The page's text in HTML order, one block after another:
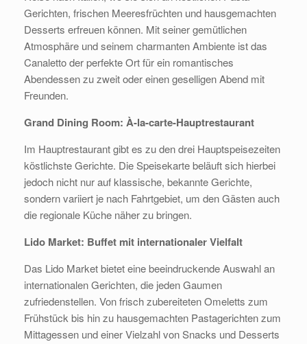
Gerichten, frischen Meeresfrüchten und hausgemachten
Desserts erfreuen können. Mit seiner gemütlichen
Atmosphäre und seinem charmanten Ambiente ist das
Canaletto der perfekte Ort für ein romantisches
Abendessen zu zweit oder einen geselligen Abend mit
Freunden.
Grand Dining Room: À-la-carte-Hauptrestaurant
Im Hauptrestaurant gibt es zu den drei Hauptspeisezeiten
köstlichste Gerichte. Die Speisekarte beläuft sich hierbei
jedoch nicht nur auf klassische, bekannte Gerichte,
sondern variiert je nach Fahrtgebiet, um den Gästen auch
die regionale Küche näher zu bringen.
Lido Market: Buffet mit internationaler Vielfalt
Das Lido Market bietet eine beeindruckende Auswahl an
internationalen Gerichten, die jeden Gaumen
zufriedenstellen. Von frisch zubereiteten Omeletts zum
Frühstück bis hin zu hausgemachten Pastagerichten zum
Mittagessen und einer Vielzahl von Snacks und Desserts